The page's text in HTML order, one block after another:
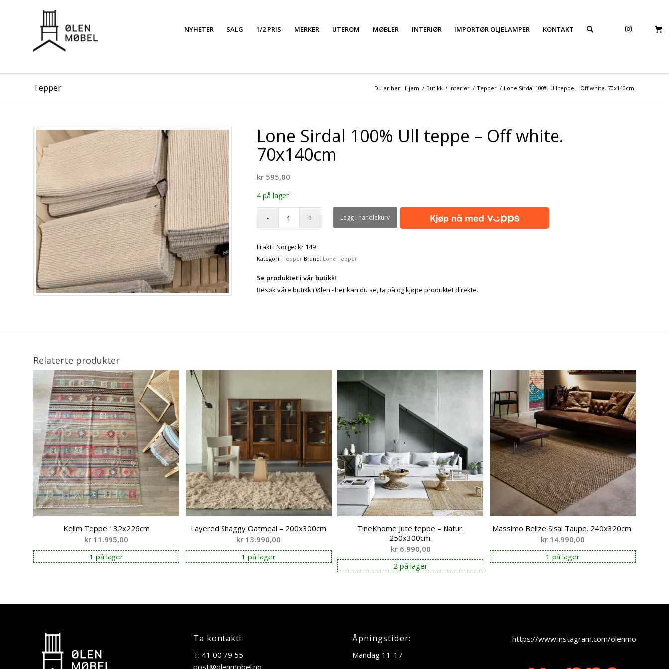
NYHETER SALG 1/2 PRIS MERKER UTEROM MØBLER INTERIØR IMPORTØR OLJELAMPER KONTAKT
Tepper Du er her: Hjem / Butikk / Interiør / Tepper / Lone Sirdal 100% Ull teppe – Off white. 70x140cm
Lone Sirdal 100% Ull teppe – Off white.
70x140cm
kr 595,00
4 på lager
Legg i handlekurv
Frakt i Norge: kr 149
Kategori:Tepper Brand: Lone Tepper
Se produktet i vår butikk!
Besøk våre butikk i Ølen - her kan du se, ta på og kjøpe produktet direkte.
Relaterte produkter
Kelim Teppe 132x226cm
kr 11.995,00
1 på lager
Layered Shaggy Oatmeal – 200x300cm
kr13.990,00
1 på lager
TineKhome Jute teppe – Natur.
250x300cm.
kr6.990,00
2 på lager
Massimo Belize Sisal Taupe. 240x320cm.
kr14.990,00
1 på lager
Ta kontakt!
T: 41 00 79 55
post@olenmobel.no
Åpningstider:
Mandag 11-17
https://www.instagram.com/olenmobel